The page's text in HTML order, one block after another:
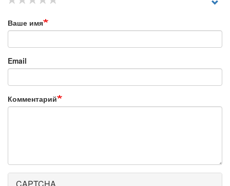
Ваше имя
Email
Комментарий